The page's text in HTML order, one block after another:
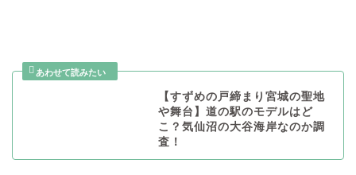
【すずめの戸締まり宮城の聖地
や舞台】道の駅のモデルはど
こ？気仙沼の大谷海岸なのか調
査！